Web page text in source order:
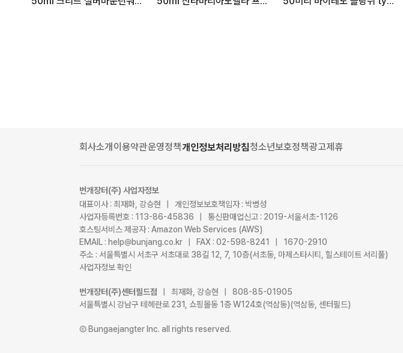
회사소개 이용약관운영정책개인정보처리방침청소년보호정책광고제휴
번개장터(주) 사업자정보
대표이사 : 최재화, 강승현 | 개인정보보호책임자 : 박병성
사업자등록번호 : 113-86-45836 | 통신판매업신고 : 2019-서울서초-1126
호스팅서비스 제공자 : Amazon Web Services (AWS)
EMAIL : help@bunjang.co.kr | FAX : 02-598-8241 | 1670-2910
주소 : 서울특별시 서초구 서초대로 38길 12, 7, 10층(서초동, 마제스타시티, 힐스테이트 서리풀)
사업자정보 확인
번개장터(주)센터필드점
| 최재화, 강승현 | 808-85-01905
서울특별시 강남구 테헤란로 231, 쇼핑몰동 1층 W124호(역삼동)(역삼동, 센터필드)
Ⓒ Bungaejangter Inc. all rights reserved.